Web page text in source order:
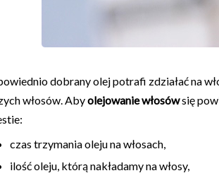
dobrany olej potrafi zdziałać na
włosów. Abyolejowanie włosówsię
czas trzymania oleju na włosach,
ilość oleju, którą nakładamy na włosy,